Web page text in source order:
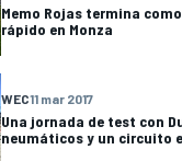
Memo Rojas termina
rápido en Monza
WEC11 mar 2017
Una jornada de test con
neumáticos y un circuito